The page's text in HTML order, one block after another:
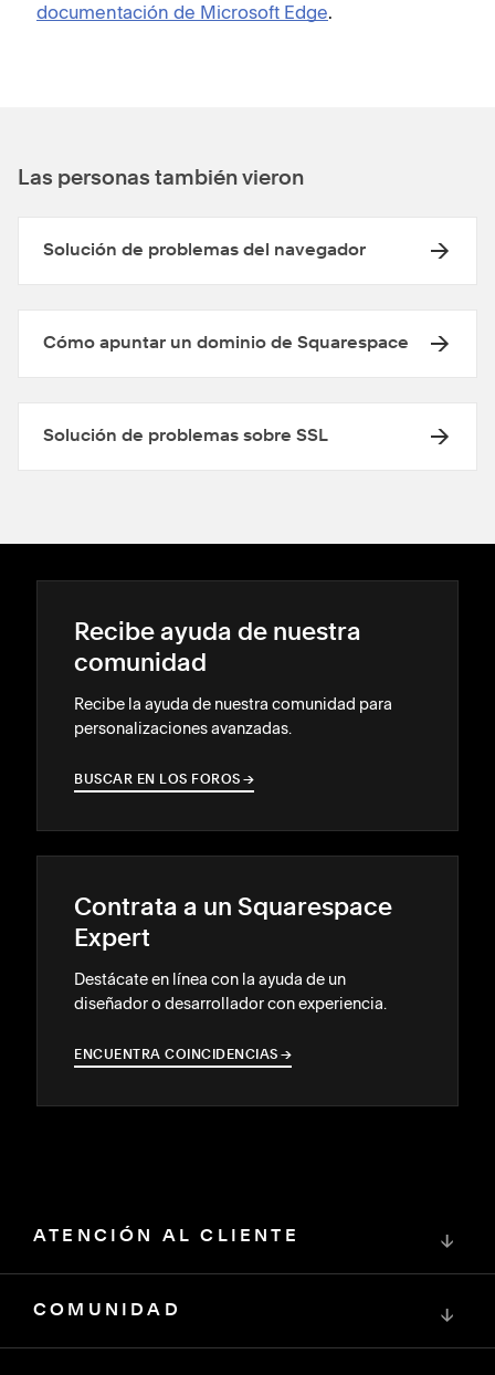
documentación de Microsoft Edge.
Las personas también vieron
Solución de problemas del navegador
Cómo apuntar un dominio de Squarespace
Solución de problemas sobre SSL
Recibe ayuda de nuestra
comunidad
Recibe la ayuda de nuestra comunidad para
personalizaciones avanzadas.
BUSCAR EN LOS FOROS →
→
Contrata a un Squarespace
Expert
Destácate en línea con la ayuda de un
diseñador o desarrollador con experiencia.
ENCUENTRA COINCIDENCIAS →
→
ATENCIÓN AL CLIENTE ↓
COMUNIDAD ↓